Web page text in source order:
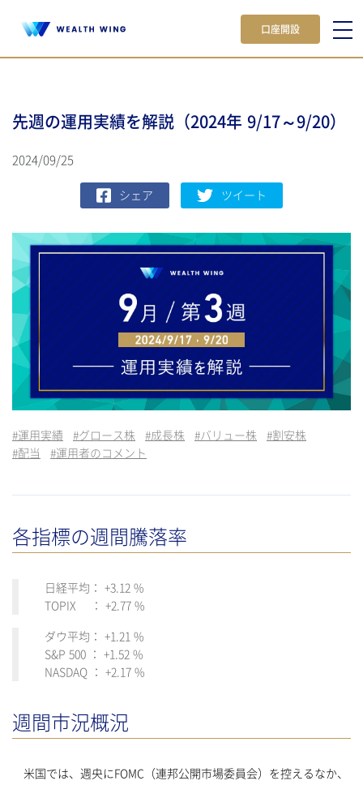
口座開設
先週の運用実績を解説（2024年 9/17～9/20）
2024/09/25
シェア ツイート
#運用実績 #グロース株 #成長株 #バリュー株 #割安株
#配当 #運用者のコメント
各指標の週間騰落率
日経平均： +3.12 %
TOPIX ： +2.77 %
ダウ平均： +1.21 %
S&P 500 ： +1.52 %
NASDAQ ： +2.17 %
週間市況概況
米国では、週央にFOMC（連邦公開市場委員会）を控えるなか、